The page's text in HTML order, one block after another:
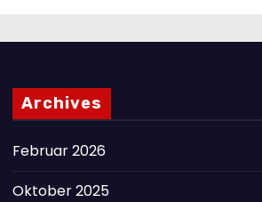
Archives
Februar 2026
Oktober 2025